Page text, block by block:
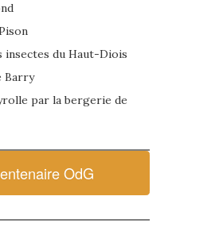
du Haut-Diois
Barry
par la bergerie de
OdG